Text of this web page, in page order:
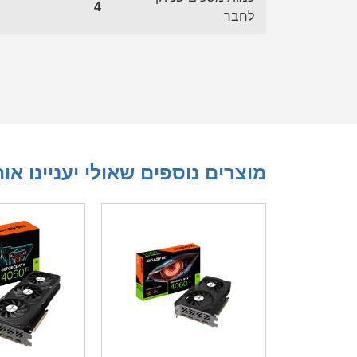
לחבר
4
מוצרים נוספים שאולי יעניינו